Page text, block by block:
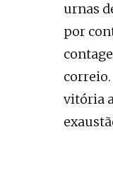
urnas
por
vitória